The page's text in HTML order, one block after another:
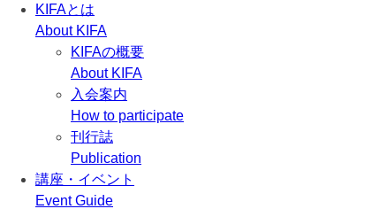
KIFAとは
About KIFA
KIFAの概要
About KIFA
入会案内
How to participate
刊行誌
Publication
講座・イベント
Event Guide